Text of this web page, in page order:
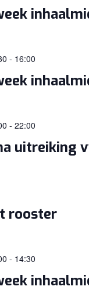
- 16:00
uitreiking
- 22:00
rooster
- 14:30